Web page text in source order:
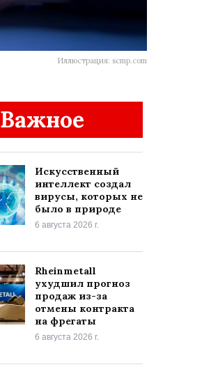
Иллюстрация: scmp.com
Важное
Искусственный
интеллект создал
вирусы, которых не
было в природе
6 августа 2026 г.
Rheinmetall
ухудшил прогноз
продаж из-за
отмены контракта
на фрегаты
6 августа 2026 г.